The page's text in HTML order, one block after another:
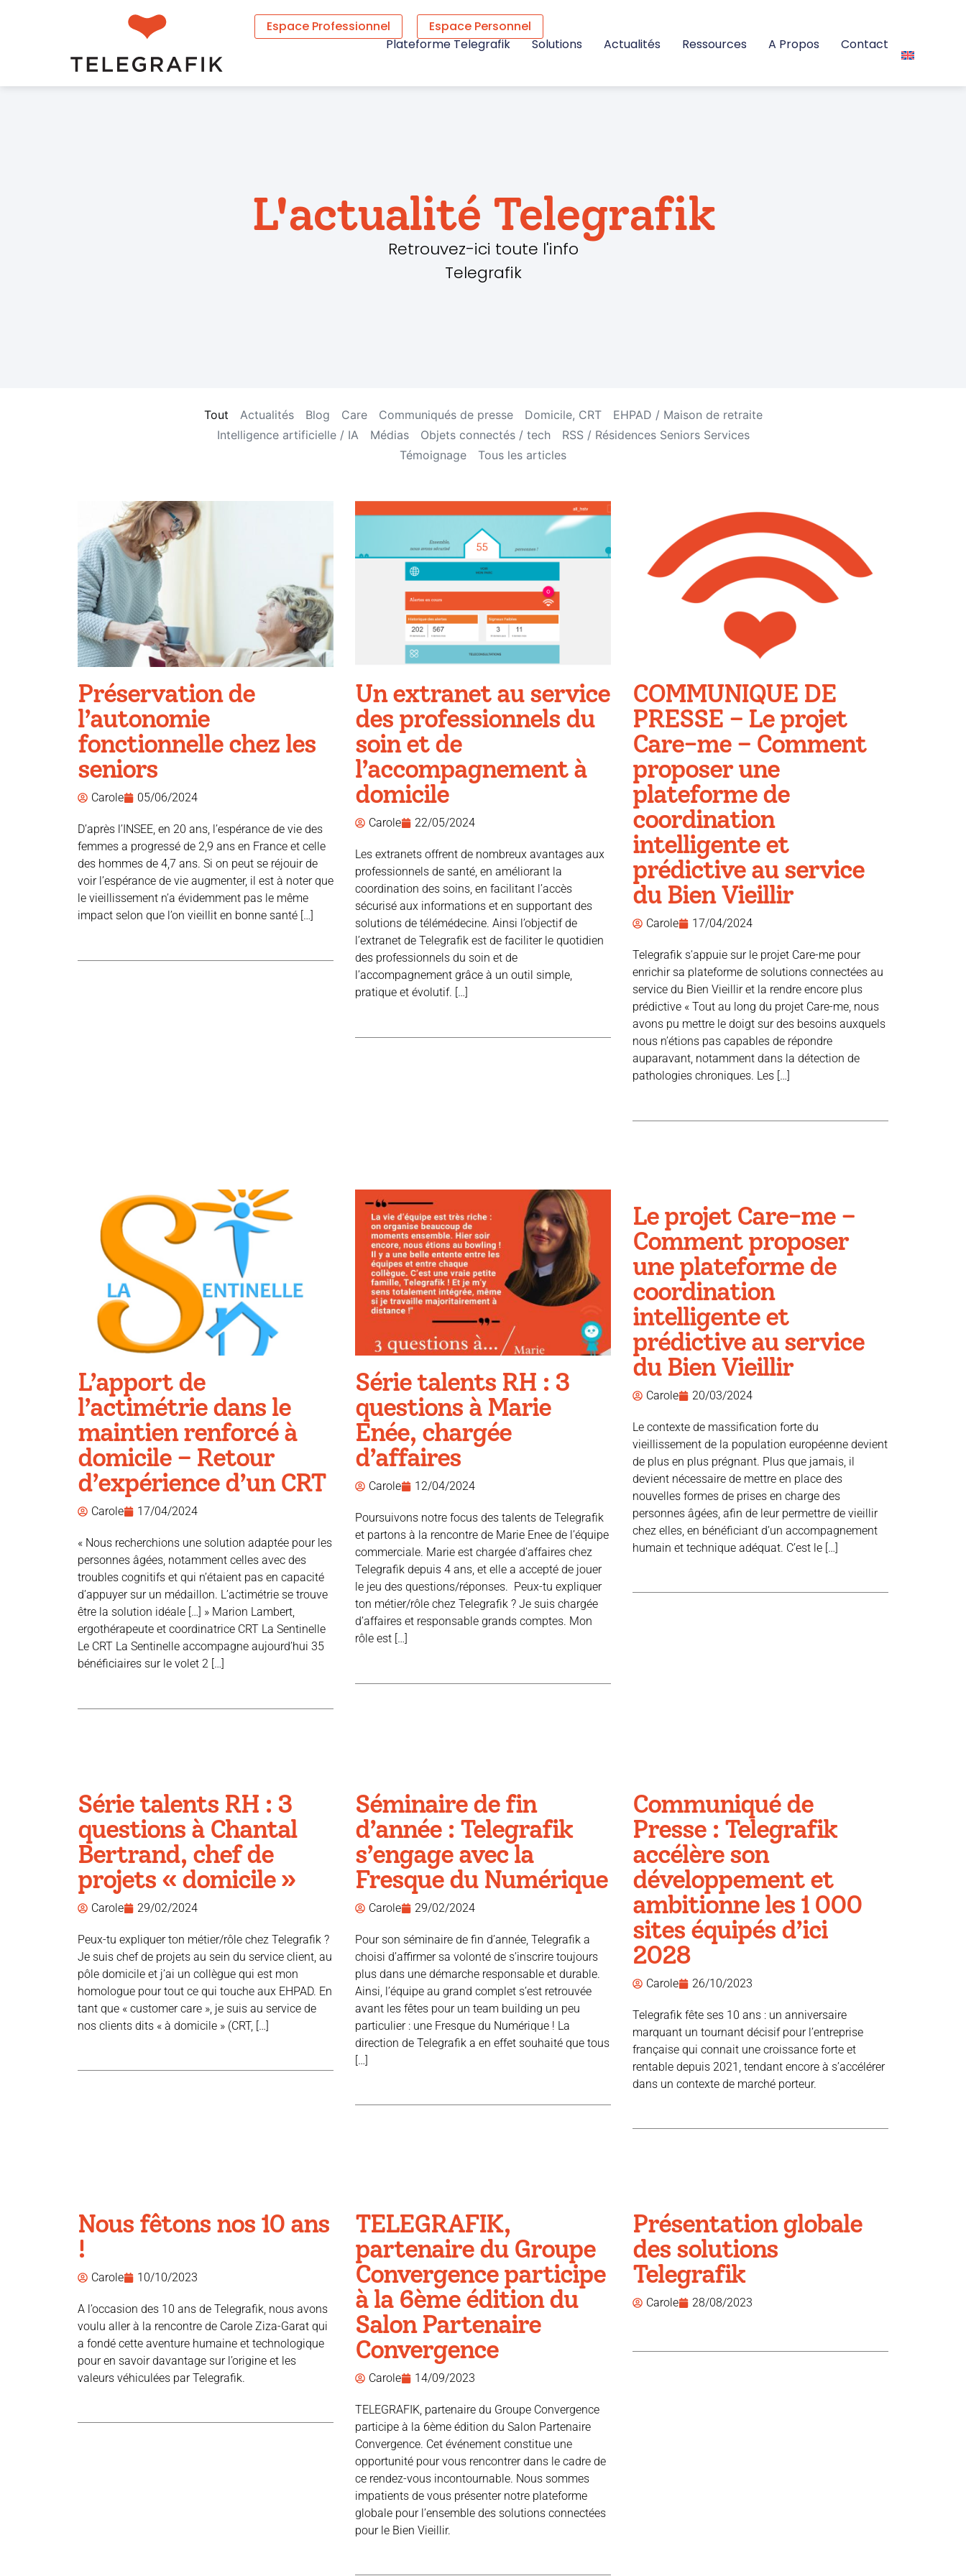
Espace Professionnel
Espace Personnel
Plateforme Telegrafik
Solutions Actualités Ressources A Propos Contact
L'actualité Telegrafik
Retrouvez-ici toute l'info
Telegrafik
Actualités Blog Care Communiqués de presse Domicile, CRT
EHPAD / Maison de retraite
Intelligence artificielle / IA
Médias Objets connectés / tech
RSS / Résidences Seniors Services
Témoignage
Tous les articles
Tout
Préservation de
l’autonomie
fonctionnelle chez les
seniors
Carole 05/06/2024
D’après l’INSEE, en 20 ans, l’espérance de vie des
femmes a progressé de 2,9 ans en France et celle
des hommes de 4,7 ans. Si on peut se réjouir de
voir l’espérance de vie augmenter, il est à noter que
le vieillissement n’a évidemment pas le même
impact selon que l’on vieillit en bonne santé […]
Un extranet au service
des professionnels du
soin et de
l’accompagnement à
domicile
Carole 22/05/2024
Les extranets offrent de nombreux avantages aux
professionnels de santé, en améliorant la
coordination des soins, en facilitant l’accès
sécurisé aux informations et en supportant des
solutions de télémédecine. Ainsi l’objectif de
l’extranet de Telegrafik est de faciliter le quotidien
des professionnels du soin et de
l’accompagnement grâce à un outil simple,
pratique et évolutif. […]
COMMUNIQUE DE
PRESSE – Le projet
Care-me – Comment
proposer une
plateforme de
coordination
intelligente et
prédictive au service
du Bien Vieillir
Carole 17/04/2024
Telegrafik s’appuie sur le projet Care-me pour
enrichir sa plateforme de solutions connectées au
service du Bien Vieillir et la rendre encore plus
prédictive « Tout au long du projet Care-me, nous
avons pu mettre le doigt sur des besoins auxquels
nous n’étions pas capables de répondre
auparavant, notamment dans la détection de
pathologies chroniques. Les […]
L’apport de
l’actimétrie dans le
maintien renforcé à
domicile – Retour
d’expérience d’un CRT
Carole 17/04/2024
« Nous recherchions une solution adaptée pour les
personnes âgées, notamment celles avec des
troubles cognitifs et qui n’étaient pas en capacité
d’appuyer sur un médaillon. L’actimétrie se trouve
être la solution idéale […] » Marion Lambert,
ergothérapeute et coordinatrice CRT La Sentinelle
Le CRT La Sentinelle accompagne aujourd’hui 35
bénéficiaires sur le volet 2 […]
Série talents RH : 3
questions à Marie
Enée, chargée
d’affaires
Carole 12/04/2024
Poursuivons notre focus des talents de Telegrafik
et partons à la rencontre de Marie Enee de l’équipe
commerciale. Marie est chargée d’affaires chez
Telegrafik depuis 4 ans, et elle a accepté de jouer
le jeu des questions/réponses. Peux-tu expliquer
ton métier/rôle chez Telegrafik ? Je suis chargée
d’affaires et responsable grands comptes. Mon
rôle est […]
Le projet Care-me –
Comment proposer
une plateforme de
coordination
intelligente et
prédictive au service
du Bien Vieillir
Carole 20/03/2024
Le contexte de massification forte du
vieillissement de la population européenne devient
de plus en plus prégnant. Plus que jamais, il
devient nécessaire de mettre en place des
nouvelles formes de prises en charge des
personnes âgées, afin de leur permettre de vieillir
chez elles, en bénéficiant d’un accompagnement
humain et technique adéquat. C’est le […]
Série talents RH : 3
questions à Chantal
Bertrand, chef de
projets « domicile »
Carole 29/02/2024
Peux-tu expliquer ton métier/rôle chez Telegrafik ?
Je suis chef de projets au sein du service client, au
pôle domicile et j’ai un collègue qui est mon
homologue pour tout ce qui touche aux EHPAD. En
tant que « customer care », je suis au service de
nos clients dits « à domicile » (CRT, […]
Séminaire de fin
d’année : Telegrafik
s’engage avec la
Fresque du Numérique
Carole 29/02/2024
Pour son séminaire de fin d’année, Telegrafik a
choisi d’affirmer sa volonté de s’inscrire toujours
plus dans une démarche responsable et durable.
Ainsi, l’équipe au grand complet s’est retrouvée
avant les fêtes pour un team building un peu
particulier : une Fresque du Numérique ! La
direction de Telegrafik a en effet souhaité que tous
[…]
Communiqué de
Presse : Telegrafik
accélère son
développement et
ambitionne les 1 000
sites équipés d’ici
2028
Carole 26/10/2023
Telegrafik fête ses 10 ans : un anniversaire
marquant un tournant décisif pour l’entreprise
française qui connait une croissance forte et
rentable depuis 2021, tendant encore à s’accélérer
dans un contexte de marché porteur.
Nous fêtons nos 10 ans
!
Carole 10/10/2023
A l’occasion des 10 ans de Telegrafik, nous avons
voulu aller à la rencontre de Carole Ziza-Garat qui
a fondé cette aventure humaine et technologique
pour en savoir davantage sur l’origine et les
valeurs véhiculées par Telegrafik.
TELEGRAFIK,
partenaire du Groupe
Convergence participe
à la 6ème édition du
Salon Partenaire
Convergence
Carole 14/09/2023
TELEGRAFIK, partenaire du Groupe Convergence
participe à la 6ème édition du Salon Partenaire
Convergence. Cet événement constitue une
opportunité pour vous rencontrer dans le cadre de
ce rendez-vous incontournable. Nous sommes
impatients de vous présenter notre plateforme
globale pour l’ensemble des solutions connectées
pour le Bien Vieillir.
Présentation globale
des solutions
Telegrafik
Carole 28/08/2023